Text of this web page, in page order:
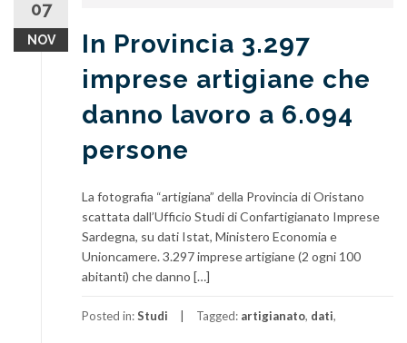
07
NOV
In Provincia 3.297
imprese artigiane che
danno lavoro a 6.094
persone
La fotografia “artigiana” della Provincia di Oristano
scattata dall’Ufficio Studi di Confartigianato Imprese
Sardegna, su dati Istat, Ministero Economia e
Unioncamere. 3.297 imprese artigiane (2 ogni 100
abitanti) che danno […]
Posted in:Studi Tagged: artigianato, dati,